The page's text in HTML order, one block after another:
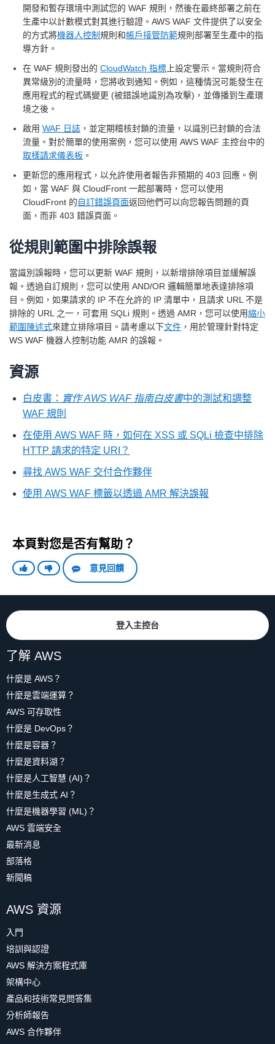
開發和暫存環境中測試您的 WAF 規則，然後在最終部署之前在
生產中以計數模式對其進行驗證。AWS WAF 文件提供了以安全
的方式將機器人控制規則和帳戶接管防範規則部署至生產中的指
導方針。
在 WAF 規則發出的 CloudWatch 指標 上設定警示。當規則符合
異常級別的流量時，您將收到通知。例如，這種情況可能發生在
應用程式的程式碼變更 (被錯誤地識別為攻擊)，並傳播到生產環
境之後。
啟用 WAF 日誌 ，並定期稽核封鎖的流量，以識別已封鎖的合法
流量。對於簡單的使用案例，您可以使用 AWS WAF 主控台中的
取樣請求儀表板 。
更新您的應用程式，以允許使用者報告非預期的 403 回應。例
如，當 WAF 與 CloudFront 一起部署時，您可以使用
CloudFront 的自訂錯誤頁面返回他們可以向您報告問題的頁
面，而非 403 錯誤頁面。
從規則範圍中排除誤報
當識別誤報時，您可以更新 WAF 規則，以新增排除項目並緩解誤
報。透過自訂規則，您可以使用 AND/OR 邏輯簡單地表達排除項
目。例如，如果請求的 IP 不在允許的 IP 清單中，且請求 URL 不是
排除的 URL 之一，可套用 SQLi 規則。透過 AMR，您可以使用縮小
範圍陳述式來建立排除項目。請考慮以下文件 ，用於管理針對特定
WS WAF 機器人控制功能 AMR 的誤報。
資源
白皮書： 實作 AWS WAF 指南白皮書中的測試和調整
WAF 規則
在使用 AWS WAF 時，如何在 XSS 或 SQLi 檢查中排除
HTTP 請求的特定 URI？
尋找 AWS WAF 交付合作夥伴
使用 AWS WAF 標籤以透過 AMR 解決誤報
本頁對您是否有幫助？
意見回饋
登入主控台
了解 AWS
什麼是 AWS？
什麼是雲端運算？
AWS 可存取性
什麼是 DevOps？
什麼是容器？
什麼是資料湖？
什麼是人工智慧 (AI)？
什麼是生成式 AI？
什麼是機器學習 (ML)？
AWS 雲端安全
最新消息
部落格
新聞稿
AWS 資源
入門
培訓與認證
AWS 解決方案程式庫
架構中心
產品和技術常見問答集
分析師報告
AWS 合作夥伴